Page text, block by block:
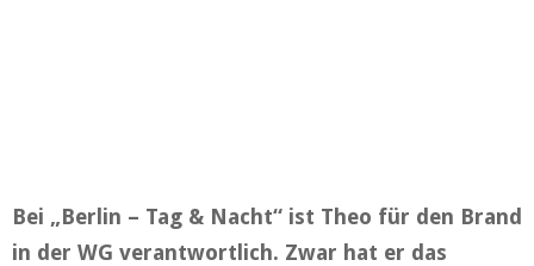
Bei „Berlin – Tag & Nacht“ ist Theo für den Brand
in der WG verantwortlich. Zwar hat er das